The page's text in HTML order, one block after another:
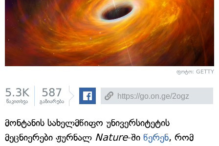
ფოტო: GETTY
5.3K
წაკითხვა
587
გაზიარება
მონტანის სახელმწიფო უნივერსიტეტის
მეცნიერები ჟურნალ Nature-ში წერენ, რომ